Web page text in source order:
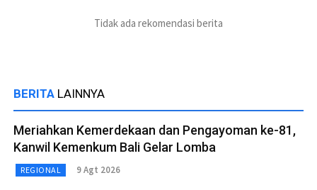
Tidak ada rekomendasi berita
BERITA LAINNYA
Meriahkan Kemerdekaan dan Pengayoman ke-81,
Kanwil Kemenkum Bali Gelar Lomba
REGIONAL 9 Agt 2026